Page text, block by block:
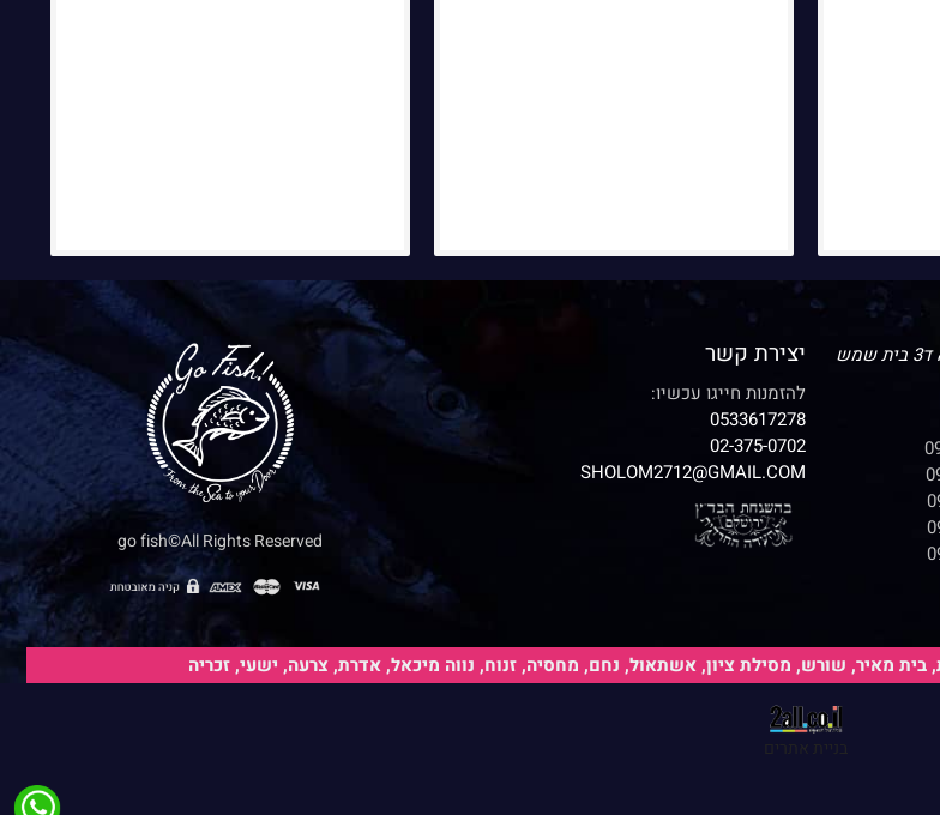
יצירת קשר
להזמנות חייגו עכשיו:
0533617278
02-375-0702
SHOLOM2712@GMAIL.COM
מאיר, שורש, מסילת ציון, אשתאול, נחם, מחסיה, זנוח, נווה מיכאל, אדרת, צרעה, ישעי, זכריה